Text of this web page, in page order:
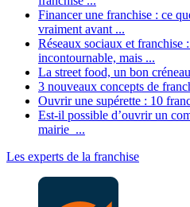
Financer une franchise : ce
vraiment avant ...
Réseaux sociaux et franchise
incontournable, mais ...
La street food, un bon
3 nouveaux concepts de
Ouvrir une supérette : 10
Est-il possible d’ouvrir un
mairie ...
Les experts de la franchise